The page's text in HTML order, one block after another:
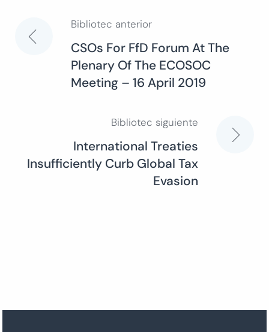
Navegación
Bibliotec anterior
CSOs For FfD Forum At The
Plenary Of The ECOSOC
Meeting – 16 April 2019
Bibliotec siguiente
International Treaties
Insufficiently Curb Global Tax
Evasion